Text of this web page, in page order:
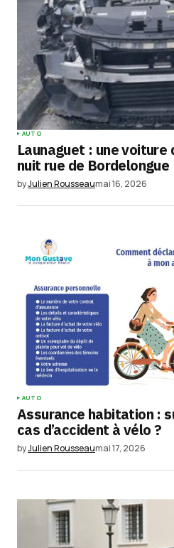
AUTO
Launaguet : une
nuit rue de Bordelongue
byJulien Rousseaumai 16, 2026
AUTO
Assurance habitation :
cas d’accident à vélo ?
byJulien Rousseaumai 17, 2026